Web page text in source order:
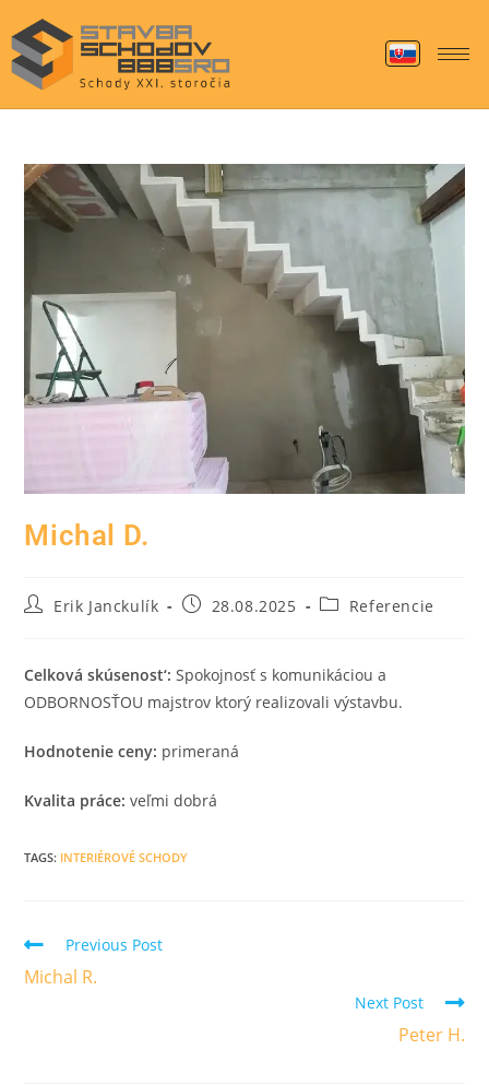
Michal D.
Erik Janckulík 28.08.2025 Referencie
Celková skúsenost‘: Spokojnosť s komunikáciou a
ODBORNOSŤOU majstrov ktorý realizovali výstavbu.
Hodnotenie ceny: primeraná
Kvalita práce: veľmi dobrá
TAGS: INTERIÉROVÉ SCHODY
Previous Post
Michal R.
Next Post
Peter H.